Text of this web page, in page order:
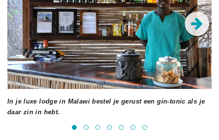
In je luxe lodge in Malawi bestel je gerust een gin-tonic als je
daar zin in hebt.